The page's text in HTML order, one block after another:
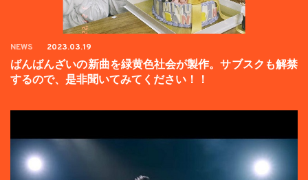
NEWS 2023.03.19
ばんばんざいの新曲を緑黄色社会が製作。サブスクも解禁
するので、是非聞いてみてください！！